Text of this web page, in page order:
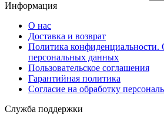
Информация
О нас
Доставка и возврат
Политика конфиденциальности.
персональных данных
Пользовательское соглашения
Гарантийная политика
Согласие на обработку
Служба поддержки